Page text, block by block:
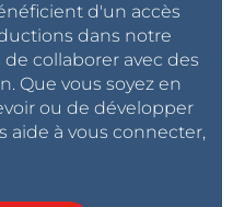
d'un accès
dans notre
collaborer avec des
Que vous soyez en
ou de développer
aide à vous connecter,